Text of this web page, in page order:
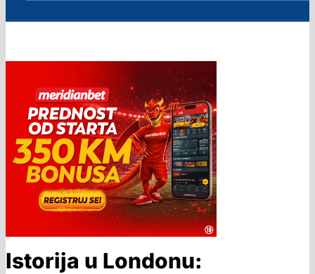
Istorija u Londonu: